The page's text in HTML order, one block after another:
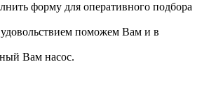
форму для оперативного подбора
поможем Вам и в
Вам насос.